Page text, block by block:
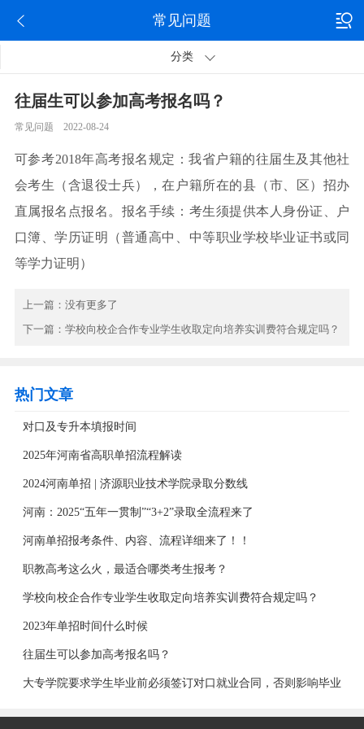
常见问题
分类
往届生可以参加高考报名吗？
常见问题 2022-08-24
可参考2018年高考报名规定：我省户籍的往届生及其他社
会考生（含退役士兵），在户籍所在的县（市、区）招办
直属报名点报名。报名手续：考生须提供本人身份证、户
口簿、学历证明（普通高中、中等职业学校毕业证书或同
等学力证明）
上一篇： 没有更多了
下一篇： 学校向校企合作专业学生收取定向培养实训费符合规定吗？
热门文章
对口及专升本填报时间
2025年河南省高职单招流程解读
2024河南单招 | 济源职业技术学院录取分数线
河南：2025“五年一贯制”“3+2”录取全流程来了
河南单招报考条件、内容、流程详细来了！！
职教高考这么火，最适合哪类考生报考？
学校向校企合作专业学生收取定向培养实训费符合规定吗？
2023年单招时间什么时候
往届生可以参加高考报名吗？
大专学院要求学生毕业前必须签订对口就业合同，否则影响毕业